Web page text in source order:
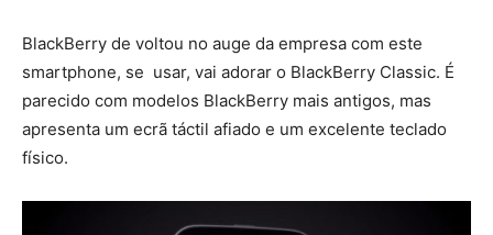
BlackBerry de voltou no auge da empresa com este
smartphone, se usar, vai adorar o BlackBerry Classic. É
parecido com modelos BlackBerry mais antigos, mas
apresenta um ecrã táctil afiado e um excelente teclado
físico.